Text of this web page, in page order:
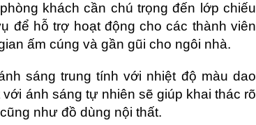
khách cần chú trọng đến lớp chiếu
để hỗ trợ hoạt động cho các thành viên
ấm cúng và gần gũi cho ngôi nhà.
sáng trung tính với nhiệt độ màu dao
ánh sáng tự nhiên sẽ giúp khai thác rõ
như đồ dùng nội thất.